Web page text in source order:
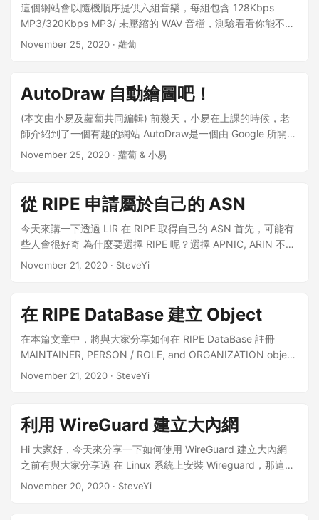
的話，可以在終端機使用以下指令 fusermount -u
~/GoogleDrive 更多指令如果想要查詢看看，可以終端機輸入
這個指令來做查詢 google-drive-ocamlfuse –help
SFTP存取裝置 (Windows部分也可用WinSCP) 終端機 - 下達
ssh指令（Windows使用者請用PuTTY) 前置作業： 首先先在插
件管理器（這邊以Zebra為例）上加入此軟體源：
https://wiety.github.io/cydia/ 往下滑進去"Wiety’s beta
以跳過此步驟） 安裝完這兩個插件後就可以移到電腦了 電腦端
的操作： 這邊要先注意一下，行動裝置與電腦皆要連接在同一
個區網下，不然會連不上ssh! 先在要做ssh連線的裝置端確認內
網IP位置（設定->Wi-Fi->在連線的Wi-Fi上按 “i"即可查詢） 筆
者有自己製作簡易捷徑去查詢內網IP. 在電腦上打開終端機
（Windows使用者請安裝PuTTY, 筆者這邊使用macOS) 在終
網IP) 打上要連線裝置的ssh密碼 (預設密碼是alpine. 這邊建議
如果還在用預設密碼的，請更改成自訂的密碼！） 在終端機上
打入redeb, 會跳出圖左的訊息，這是因為我們沒預先指定好插
件ID, 這邊鍵入"y”. redeb會列出所有插件的ID（圖右） 這邊就
完成後，終端機會長這樣： 完成後，這邊就可以把剛打包好的
剛剛做完deb打包的裝置。 在Filza中，按左上方的按鈕會打開
該畫面，新增一個站台並把伺服器型態更改成SFTP. 最後把主
機名稱（欲連線裝置的IP）, 使用者 (root) 跟密碼打上去並按下
連線 連線完成後，備份完成的deb檔位址在：
的檔案就是剛剛備份的deb檔，這樣就完工了！
這個網站會以隨機順序提供六組音樂，每組包含 128Kbps
MP3/320Kbps MP3/ 未壓縮的 WAV 音檔，測驗看看你能不能
聽出哪個是音質最好的音檔，選擇後會產生正確答案。 連結在
式的測驗，不過至少可以參考一下啦w 點我前往測試 測驗結果
分析結果是，如果你能答對四個或以上，那麼你就不是木耳囉
November 25, 2020 · 蘿蔔
AutoDraw 自動繪圖吧！
(本文由小易及蘿蔔共同編輯) 前幾天，小易在上課的時候，老
師介紹到了一個有趣的網站 AutoDraw是一個由 Google 所開發
的網站 Google 從 1998 年就註冊這個網域了(或是其他人註冊
了一下相關資料 就有搜尋到一篇文章，寫著 Machine learning,
plus a dash of artistic flair (機器學習，並帶有一些藝術氣息)
那我們初次進入網頁後，我們會看到一個空白的區塊 我們可以
選擇左邊的 AutoDraw (就是帶魔法的那個筆) 接下來可以用電
腦在上面畫圖，如果用「並行」搭配 Apple Pencil，效果更好
哦～ 畫圖會發現神奇的事情發生了：隨便話一個圖就會有很多
直接到 AutoDraw 去畫也是可以的
November 25, 2020 · 蘿蔔 & 小易
從 RIPE 申請屬於自己的 ASN
今天來講一下透過 LIR 在 RIPE 取得自己的 ASN 首先，可能有
些人會很好奇 為什麼要選擇 RIPE 呢？選擇 APNIC, ARIN 不好
嗎？ 筆者有兩個 ASN，分別是 RIPE 及 APNIC 下的 當筆者在
RIPE 兩個管理機構也是有差別的 RIPE 需要驗證真實身份(個人
申請需要發送護照或其他證明文件) APNIC 則不需要任何證明
文件 那麼，我們就開始申請吧 尋找 LIR（贊助者） 首先，我們
需要找到一位 RIPE 會員 (LIR) 做自己的 Sponsor 我們只要在
Google 上搜尋「Lir Service」就會看到非常多的相關服務 那小
易嘗試過 Openfactory 的服務，非常推薦其服務！（雖然比較
聯繫後，我們就可以來準備一下申請資料了 根據小易的經驗，
大部分 LIR 都需要這些東西（因為他們需要提交給 RIPE ） 真
實英文姓名 (First + Last name)，也就是護照上的名稱 Postal
address（真實地址） 護照的複印/掃描圖片（有時候可能需要
“Peer Partner”...
November 21, 2020 · SteveYi
在 RIPE DataBase 建立 Object
在本篇文章中，將與大家分享如何在 RIPE DataBase 註冊
MAINTAINER, PERSON / ROLE, and ORGANIZATION object
這些對象也是註冊 ASN 必要的，如果要申請 ASN，可以參考
Object”（建立一個物件Object） 然後我們選擇第一個 “role
and maintainer pair” 第一個填寫 mnter，他將會是 “mnt-by”
role 隨意輸入 address 寫自己家裡地址 email 寫自己的電子郵
箱地址 註冊完成後，你會拿到一個 role 與 mnter，這邊要記住
primary key 我們等等會用到 建立好後，我們需要再回去
role，新增一個 “abuse-mailbox” 濫用投訴信箱，等等ORG
November 21, 2020 · SteveYi
利用 WireGuard 建立大內網
Hi 大家好，今天來分享一下如何使用 WireGuard 建立大內網
之前有與大家分享過 在 Linux 系統上安裝 Wireguard，那這次
我們要利用 WireGuard 來建立大內網 為什麼要建立大內網？
November 20, 2020 · SteveYi